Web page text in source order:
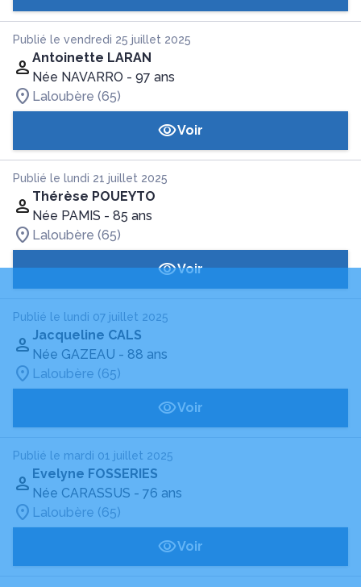
Publié le vendredi 25 juillet 2025
Antoinette LARAN
Née NAVARRO - 97 ans
Laloubère (65)
Voir
Publié le lundi 21 juillet 2025
Thérèse POUEYTO
Née PAMIS - 85 ans
Laloubère (65)
Voir
Publié le lundi 07 juillet 2025
Jacqueline CALS
Née GAZEAU - 88 ans
Laloubère (65)
Voir
Publié le mardi 01 juillet 2025
Evelyne FOSSERIES
Née CARASSUS - 76 ans
Laloubère (65)
Voir